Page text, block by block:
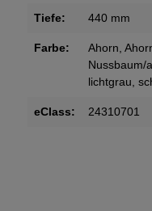
Tiefe: 440 mm
Farbe: Ahorn,
Nussbaum/
lichtgrau,
eClass: 24310701